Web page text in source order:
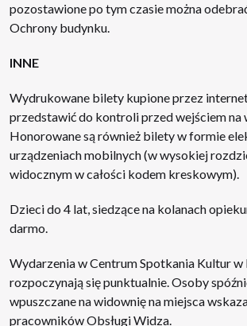
pozostawione po tym czasie można
Ochrony budynku.
INNE
Wydrukowane bilety kupione przez
przedstawić do kontroli przed wejściem na
Honorowane są również bilety w formie
urządzeniach mobilnych (w wysokiej
widocznym w całości kodem kreskowym).
Dzieci do 4 lat, siedzące na kolanach
darmo.
Wydarzenia w Centrum Spotkania Kultur w
rozpoczynają się punktualnie. Osoby
wpuszczane na widownię na miejsca
pracowników Obsługi Widza.